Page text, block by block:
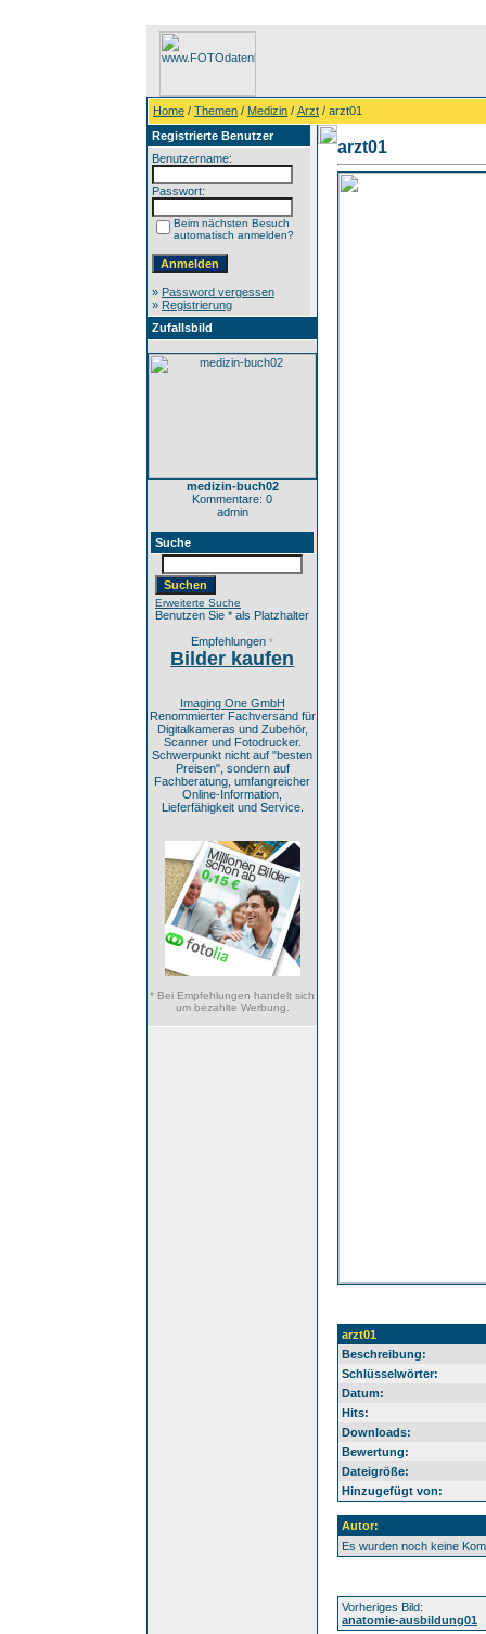
Home / Themen / Medizin / Arzt / arzt01
Registrierte Benutzer
Benutzername:
Passwort:
Beim nächsten Besuch
automatisch anmelden?
» Password vergessen
» Registrierung
Zufallsbild
medizin-buch02
Kommentare: 0
admin
Suche
Erweiterte Suche
Benutzen Sie * als Platzhalter
Empfehlungen *
Bilder kaufen
Imaging One GmbH
Renommierter Fachversand für
Digitalkameras und Zubehör,
Scanner und Fotodrucker.
Schwerpunkt nicht auf "besten
Preisen", sondern auf
Fachberatung, umfangreicher
Online-Information,
Lieferfähigkeit und Service.
* Bei Empfehlungen handelt sich
um bezahlte Werbung.
arzt01
arzt01
Beschreibung:
Schlüsselwörter:
Datum:
Hits:
Downloads:
Bewertung:
Dateigröße:
Hinzugefügt von:
Autor:
Es wurden noch keine
Vorheriges Bild:
anatomie-ausbildung01